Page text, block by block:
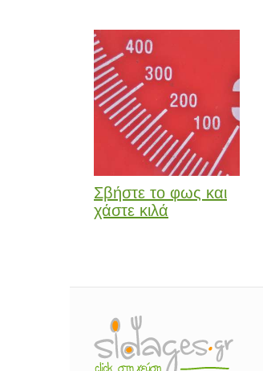
Σβήστε το φως και
χάστε κιλά